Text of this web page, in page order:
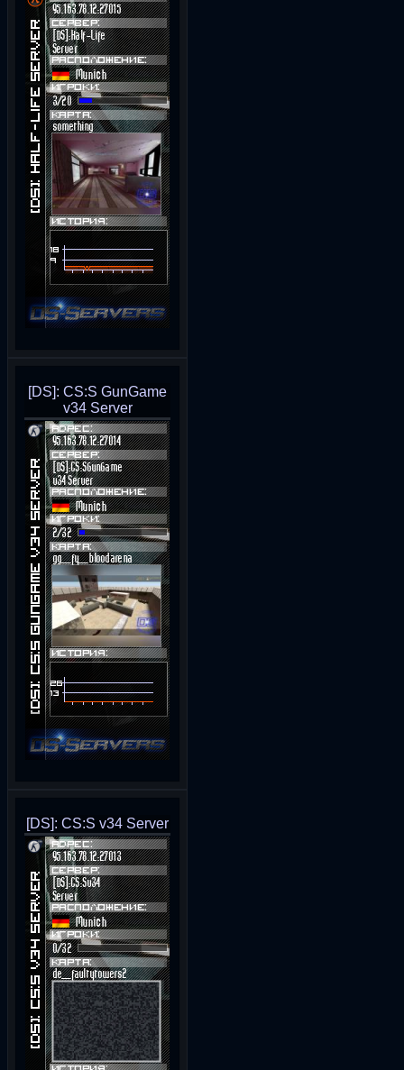
[DS]: CS:S GunGame
v34 Server
[DS]: CS:S v34 Server